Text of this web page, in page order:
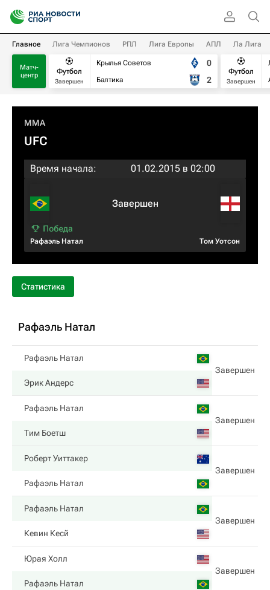
Главное Лига Чемпионов РПЛ Лига Европы АПЛ Ла Лига
Матч-
центр
Футбол
Завершен
Крылья Советов
Балтика
0
2
Футбол
Завершен
MMA
UFC
Время начала: 01.02.2015 в 02:00
Рафаэль Натал
Завершен
Том Уотсон
Статистика
Рафаэль Натал
Рафаэль Натал
Завершен
Эрик Андерс
Рафаэль Натал
Завершен
Тим Боетш
Роберт Уиттакер
Завершен
Рафаэль Натал
Рафаэль Натал
Завершен
Кевин Кесй
Юрая Холл
Завершен
Рафаэль Натал